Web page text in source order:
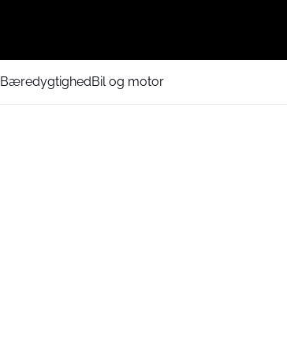
BæredygtighedBil og motor